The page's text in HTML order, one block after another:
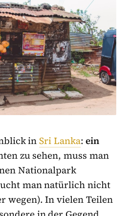
inSri Lanka:ein
zu sehen, muss man
Nationalpark
man natürlich nicht
wegen). In vielen Teilen